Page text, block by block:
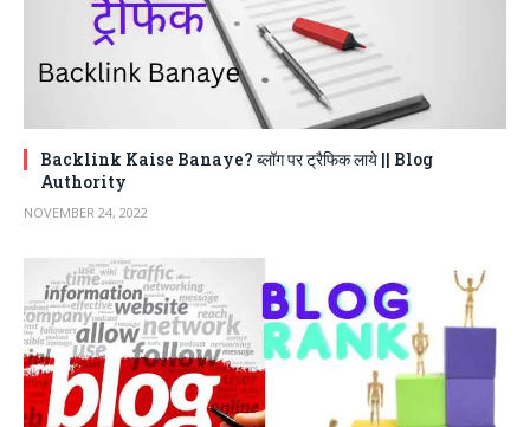
Backlink Kaise Banaye? ब्लॉग पर ट्रैफिक लाये || Blog
Authority
NOVEMBER 24, 2022